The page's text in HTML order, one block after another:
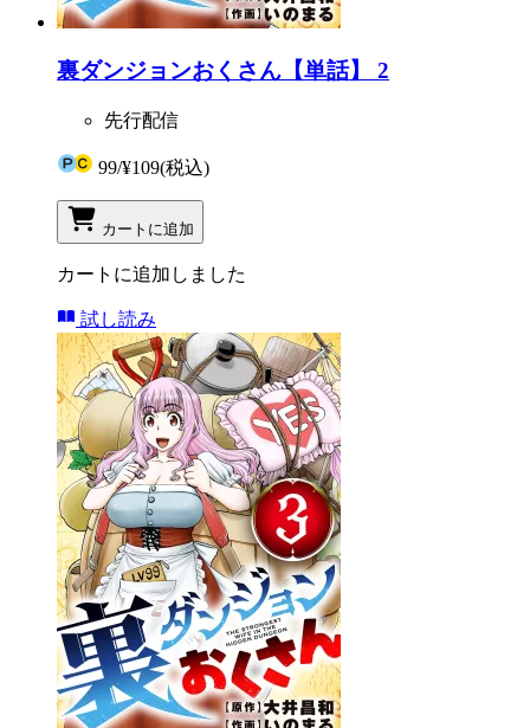
裏ダンジョンおくさん【単話】 2
先行配信
99/¥109(税込)
カートに追加
カートに追加しました
試し読み